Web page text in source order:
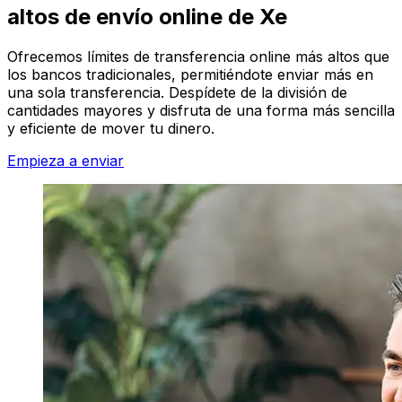
altos de envío online de Xe
Ofrecemos límites de transferencia online más altos que
los bancos tradicionales, permitiéndote enviar más en
una sola transferencia. Despídete de la división de
cantidades mayores y disfruta de una forma más sencilla
y eficiente de mover tu dinero.
Empieza a enviar